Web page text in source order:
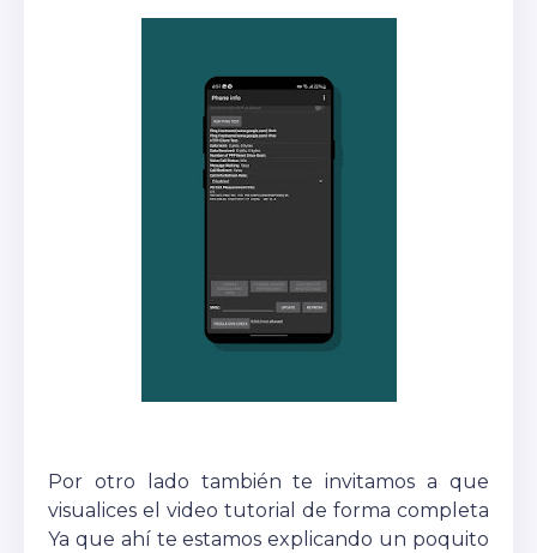
Por otro lado también te invitamos a que
visualices el video tutorial de forma completa
Ya que ahí te estamos explicando un poquito